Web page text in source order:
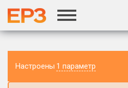
Настроены 1 параметр